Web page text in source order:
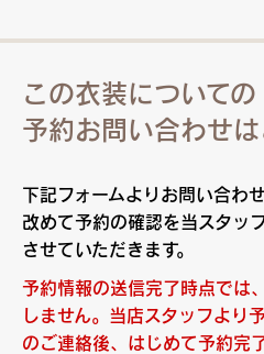
この衣装についての
予約お問い合わせ
下記フォームよりお問い合わ
改めて予約の確認を当スタッ
させていただきます。
予約情報の送信完了時点では
しません。当店スタッフより
のご連絡後、はじめて予約完